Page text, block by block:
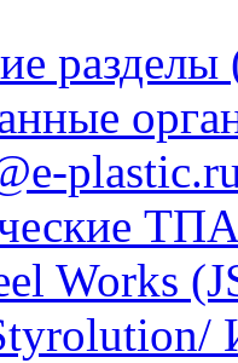
Works